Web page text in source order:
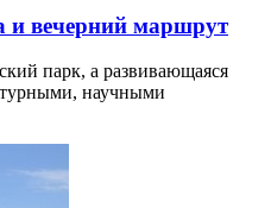
и вечерний маршрут
парк, а развивающаяся
научными